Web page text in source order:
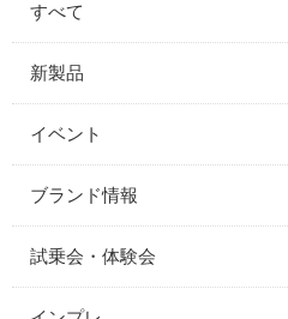
すべて
新製品
イベント
ブランド情報
試乗会・体験会